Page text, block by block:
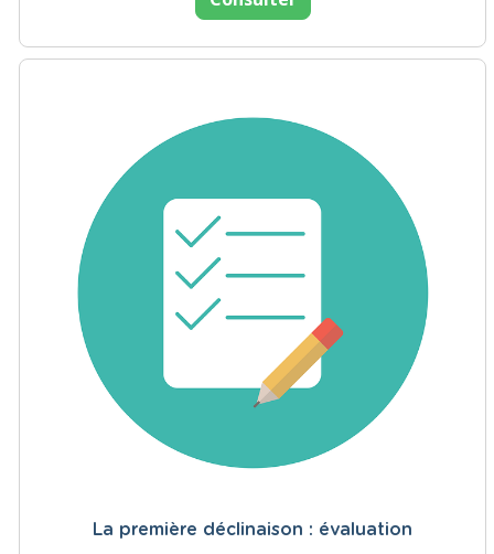
La première déclinaison : évaluation